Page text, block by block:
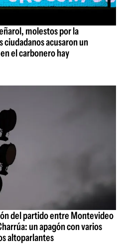
molestos por la
ciudadanos acusaron un
el carbonero hay
del partido entre Montevideo
un apagón con varios
altoparlantes